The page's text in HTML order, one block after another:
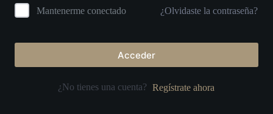
Mantenerme conectado ¿Olvidaste la contraseña?
Acceder
¿No tienes una cuenta? Regístrate ahora